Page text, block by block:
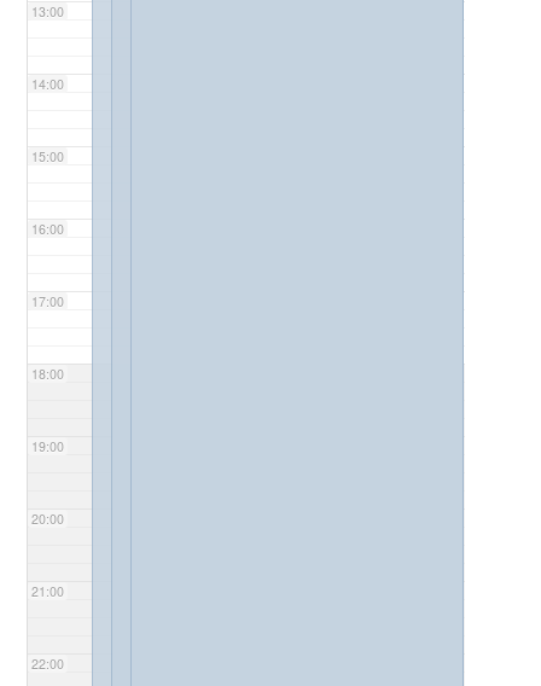
13:00
14:00
15:00
16:00
17:00
18:00
19:00
20:00
21:00
22:00